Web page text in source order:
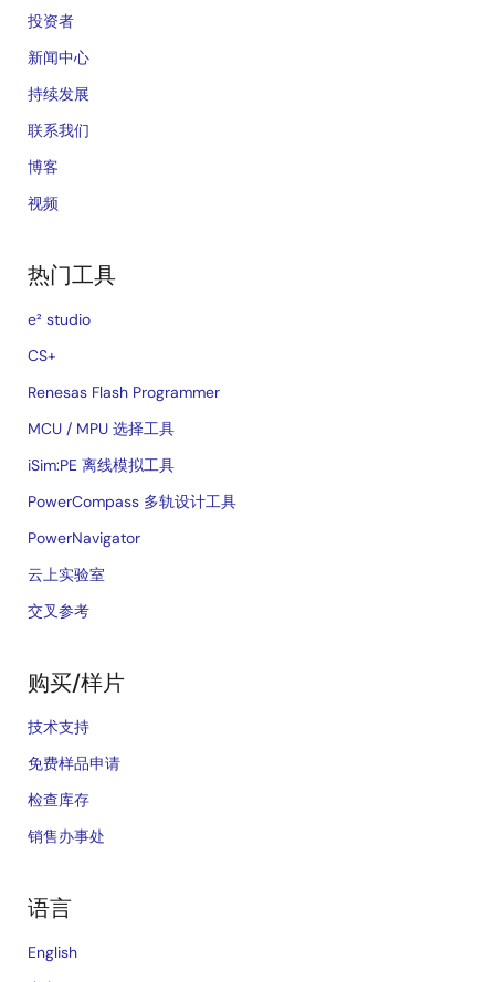
投资者
新闻中心
持续发展
联系我们
博客
视频
热门工具
e² studio
CS+
Renesas Flash Programmer
MCU / MPU 选择工具
iSim:PE 离线模拟工具
PowerCompass 多轨设计工具
PowerNavigator
云上实验室
交叉参考
购买/样片
技术支持
免费样品申请
检查库存
销售办事处
语言
English